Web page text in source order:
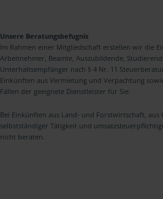
Unsere Beratungsbefugnis
Im Rahmen einer Mitgliedschaft erstellen wir die
Arbeitnehmer, Beamte, Auszubildende,
Unterhaltsempfänger nach § 4 Nr. 11
Einkünften aus Vermietung und Verpachtung
Fällen der geeignete Dienstleister für Sie.
Bei Einkünften aus Land- und Forstwirtschaft, aus
selbstständiger Tätigkeit und
nicht beraten.